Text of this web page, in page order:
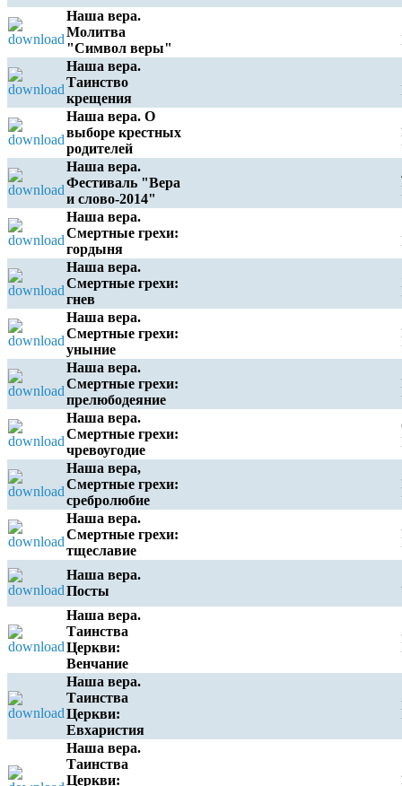
Наша вера.
Молитва
"Символ веры"
Наша вера.
Таинство
крещения
Наша вера. О
выборе крестных
родителей
Наша вера.
Фестиваль "Вера
и слово-2014"
Наша вера.
Смертные грехи:
гордыня
Наша вера.
Смертные грехи:
гнев
Наша вера.
Смертные грехи:
уныние
Наша вера.
Смертные грехи:
прелюбодеяние
Наша вера.
Смертные грехи:
чревоугодие
Наша вера,
Смертные грехи:
сребролюбие
Наша вера.
Смертные грехи:
тщеславие
Наша вера.
Посты
Наша вера.
Таинства
Церкви:
Венчание
Наша вера.
Таинства
Церкви:
Евхаристия
Наша вера.
Таинства
Церкви: